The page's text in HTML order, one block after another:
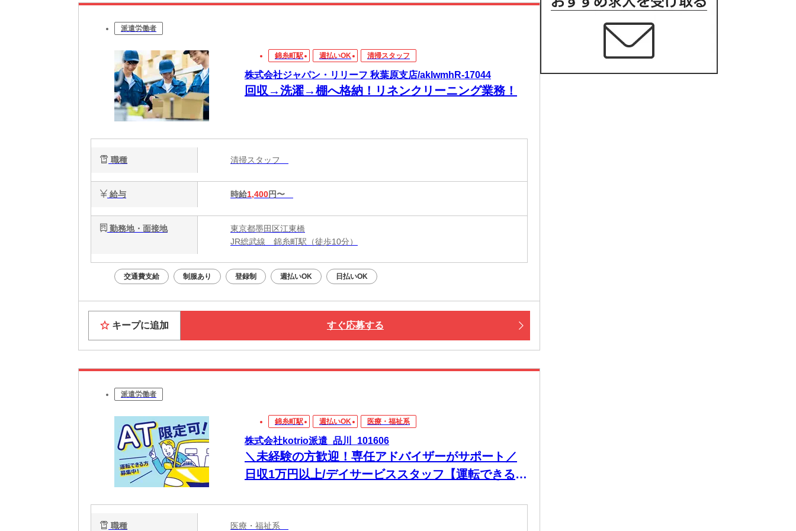
派遣労働者
錦糸町駅 週払いOK 清掃スタッフ
株式会社ジャパン・リリーフ 秋葉原支店/aklwmhR-17044
回収→洗濯→棚へ格納！リネンクリーニング業務！
職種 清掃スタッフ
給与 時給1,400円〜
勤務地・面接地
東京都墨田区江東橋
JR総武線 錦糸町駅（徒歩10分）
交通費支給 制服あり 登録制 週払いOK 日払いOK
キープに追加 すぐ応募する
派遣労働者
錦糸町駅 週払いOK 医療・福祉系
株式会社kotrio派遣_品川_101606
＼未経験の方歓迎！専任アドバイザーがサポート／
日収1万円以上/デイサービススタッフ【運転できる方
職種 医療・福祉系